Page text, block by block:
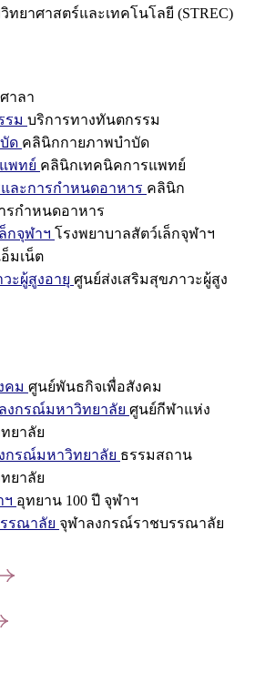
ทยาศาสตร์และเทคโนโลยี (STREC)
าลา
รม บริการทางทันตกรรม
ด คลินิกกายภาพบำบัด
พทย์ คลินิกเทคนิคการแพทย์
ละการกำหนดอาหาร คลินิก
รกำหนดอาหาร
กจุฬาฯ โรงพยาบาลสัตว์เล็กจุฬาฯ
มเน็ต
ะผู้สูงอายุ ศูนย์ส่งเสริมสุขภาวะผู้สูง
คม ศูนย์พันธกิจเพื่อสังคม
งกรณ์มหาวิทยาลัย ศูนย์กีฬาแห่ง
ยาลัย
กรณ์มหาวิทยาลัย ธรรมสถาน
ยาลัย
ฯ อุทยาน 100 ปี จุฬาฯ
รณาลัย จุฬาลงกรณ์ราชบรรณาลัย